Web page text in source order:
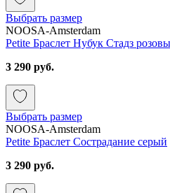
Выбрать размер
NOOSA-Amsterdam
Petite Браслет Нубук Стадз
3 290 руб.
Выбрать размер
NOOSA-Amsterdam
Petite Браслет Сострадание серый
3 290 руб.